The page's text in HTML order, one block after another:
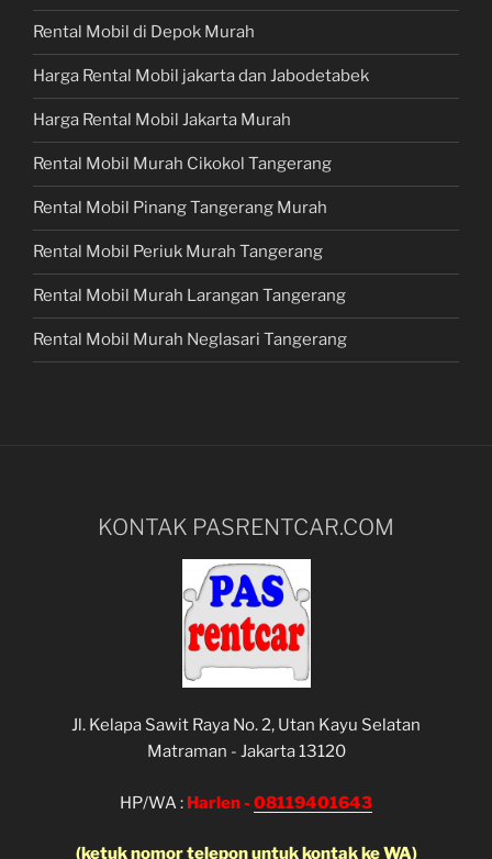
Rental Mobil di Depok Murah
Harga Rental Mobil jakarta dan Jabodetabek
Harga Rental Mobil Jakarta Murah
Rental Mobil Murah Cikokol Tangerang
Rental Mobil Pinang Tangerang Murah
Rental Mobil Periuk Murah Tangerang
Rental Mobil Murah Larangan Tangerang
Rental Mobil Murah Neglasari Tangerang
KONTAK PASRENTCAR.COM
Jl. Kelapa Sawit Raya No. 2, Utan Kayu Selatan
Matraman - Jakarta 13120
HP/WA : Harlen - 08119401643
(ketuk nomor telepon untuk kontak ke WA)